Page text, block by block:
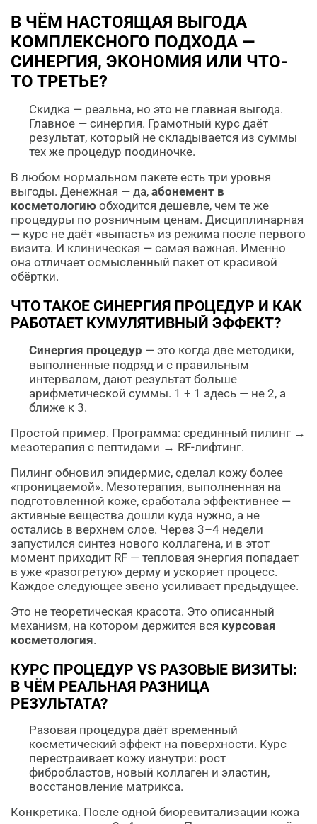
В ЧЁМ НАСТОЯЩАЯ ВЫГОДА
КОМПЛЕКСНОГО ПОДХОДА —
СИНЕРГИЯ, ЭКОНОМИЯ ИЛИ ЧТО-
ТО ТРЕТЬЕ?
Скидка — реальна, но это не главная выгода.
Главное — синергия. Грамотный курс даёт
результат, который не складывается из суммы
тех же процедур поодиночке.
В любом нормальном пакете есть три уровня
выгоды. Денежная — да, абонемент в
косметологию обходится дешевле, чем те же
процедуры по розничным ценам. Дисциплинарная
— курс не даёт «выпасть» из режима после первого
визита. И клиническая — самая важная. Именно
она отличает осмысленный пакет от красивой
обёртки.
ЧТО ТАКОЕ СИНЕРГИЯ ПРОЦЕДУР И КАК
РАБОТАЕТ КУМУЛЯТИВНЫЙ ЭФФЕКТ?
Синергия процедур — это когда две методики,
выполненные подряд и с правильным
интервалом, дают результат больше
арифметической суммы. 1 + 1 здесь — не 2, а
ближе к 3.
Простой пример. Программа: срединный пилинг →
мезотерапия с пептидами → RF-лифтинг.
Пилинг обновил эпидермис, сделал кожу более
«проницаемой». Мезотерапия, выполненная на
подготовленной коже, сработала эффективнее —
активные вещества дошли куда нужно, а не
остались в верхнем слое. Через 3–4 недели
запустился синтез нового коллагена, и в этот
момент приходит RF — тепловая энергия попадает
в уже «разогретую» дерму и ускоряет процесс.
Каждое следующее звено усиливает предыдущее.
Это не теоретическая красота. Это описанный
механизм, на котором держится вся курсовая
косметология.
КУРС ПРОЦЕДУР VS РАЗОВЫЕ ВИЗИТЫ:
В ЧЁМ РЕАЛЬНАЯ РАЗНИЦА
РЕЗУЛЬТАТА?
Разовая процедура даёт временный
косметический эффект на поверхности. Курс
перестраивает кожу изнутри: рост
фибробластов, новый коллаген и эластин,
восстановление матрикса.
Конкретика. После одной биоревитализации кожа